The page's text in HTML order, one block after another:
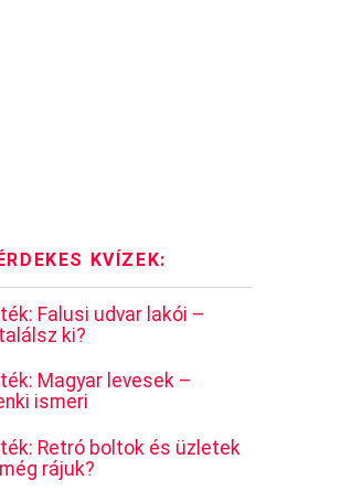
KVÍZEK:
Falusi udvar lakói –
ki?
Magyar levesek –
ismeri
Retró boltok és üzletek
rájuk?